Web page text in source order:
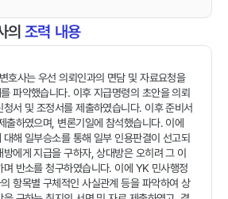
의조력 내용
호사는 우선 의뢰인과의 면담 및 자료요청을
파악했습니다. 이후 지급명령의 초안을 의뢰
서 및 조정서를 제출하였습니다. 이후 준비서
출하였으며, 변론기일에 참석했습니다. 이에
해 일부승소를 통해 일부 인용판결이 선고되
에게 지급을 구하자, 상대방은 오히려 그 이
반소를 청구하였습니다. 이에 YK 민사행정
항목별 구체적인 사실관계 등을 파악하여 상